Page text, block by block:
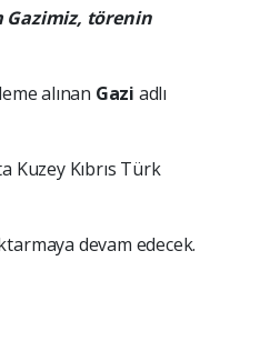
Gazimiz, törenin
alınan Gazi adlı
Kuzey Kıbrıs Türk
devam edecek.